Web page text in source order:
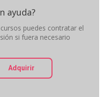
ayuda?
puedes contratar el
si fuera necesario
Adquirir